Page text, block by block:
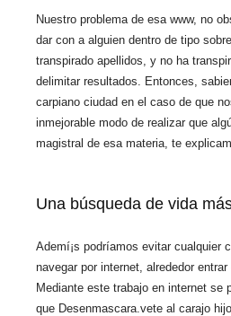
Nuestro problema de esa www, no
dar con a alguien dentro de tipo
transpirado apellidos, y no ha
delimitar resultados. Entonces,
carpiano ciudad en el caso de que
inmejorable modo de realizar que
magistral de esa materia, te
Una búsqueda de vida
Ademí¡s podrí­amos evitar cualquier
navegar por internet, alrededor
Mediante este trabajo en internet se
que Desenmascara.vete al carajo